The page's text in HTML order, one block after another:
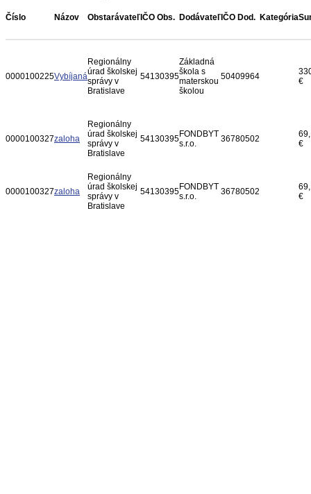
Číslo Názov Obstarávateľ IČO Obs. Dodávateľ IČO Dod. Kategória
0000100225Vybíjaná
Regionálny
úrad školskej
správy v
Bratislave
54130395
Základná
škola s
materskou
školou
50409964
€
0000100327zaloha
Regionálny
úrad školskej
správy v
Bratislave
54130395FONDBYT
s.r.o.
36780502
€
0000100327zaloha
Regionálny
úrad školskej
správy v
Bratislave
54130395FONDBYT
s.r.o.
36780502
€